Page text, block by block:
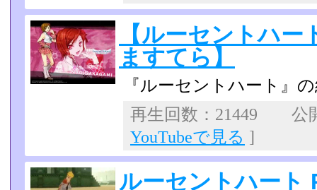
【ルーセントハ
ますてら】
『ルーセントハート』
再生回数：21449
YouTubeで見る ]
ルーセントハート